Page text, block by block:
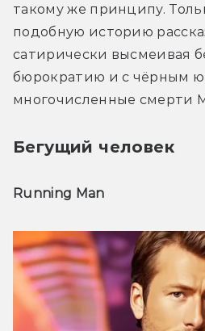
такому же принципу.
подобную историю
сатирически высмеивая
бюрократию и с чёрным
многочисленные смерти
Бегущий человек
Running Man